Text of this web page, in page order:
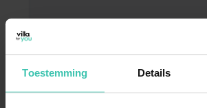
Toestemming Details